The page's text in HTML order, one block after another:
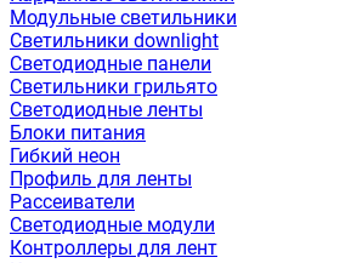
Модульные светильники
Светильники downlight
Светодиодные панели
Светильники грильято
Светодиодные ленты
Блоки питания
Гибкий неон
Профиль для ленты
Рассеиватели
Светодиодные модули
Контроллеры для лент